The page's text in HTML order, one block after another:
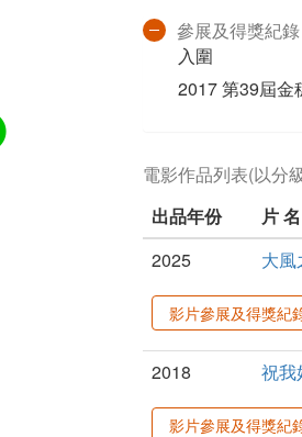
參展及得獎紀錄
入圍
2017 第39屆金
電影作品列表(以分
出品年份
片 名
2025
大風
影片參展及得獎紀
2018 祝我
影片參展及得獎紀